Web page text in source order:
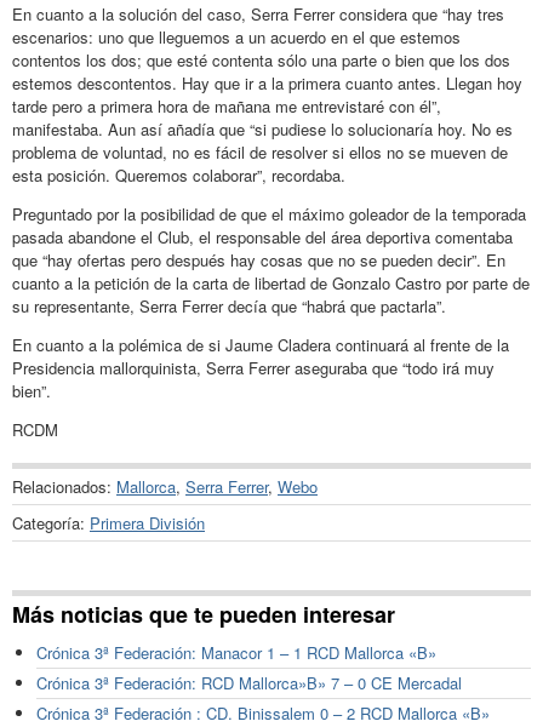
En cuanto a la solución del caso, Serra Ferrer considera que “hay tres
escenarios: uno que lleguemos a un acuerdo en el que estemos
contentos los dos; que esté contenta sólo una parte o bien que los dos
estemos descontentos. Hay que ir a la primera cuanto antes. Llegan hoy
tarde pero a primera hora de mañana me entrevistaré con él”,
manifestaba. Aun así añadía que “si pudiese lo solucionaría hoy. No es
problema de voluntad, no es fácil de resolver si ellos no se mueven de
esta posición. Queremos colaborar”, recordaba.
Preguntado por la posibilidad de que el máximo goleador de la temporada
pasada abandone el Club, el responsable del área deportiva comentaba
que “hay ofertas pero después hay cosas que no se pueden decir”. En
cuanto a la petición de la carta de libertad de Gonzalo Castro por parte de
su representante, Serra Ferrer decía que “habrá que pactarla”.
En cuanto a la polémica de si Jaume Cladera continuará al frente de la
Presidencia mallorquinista, Serra Ferrer aseguraba que “todo irá muy
bien”.
RCDM
Relacionados: Mallorca, Serra Ferrer, Webo
Categoría: Primera División
Más noticias que te pueden interesar
Crónica 3ª Federación: Manacor 1 – 1 RCD Mallorca «B»
Crónica 3ª Federación: RCD Mallorca»B» 7 – 0 CE Mercadal
Crónica 3ª Federación : CD. Binissalem 0 – 2 RCD Mallorca «B»